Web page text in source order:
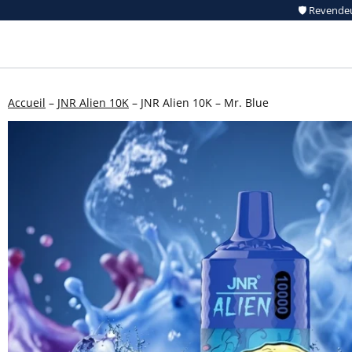
🛡️ Revendeur
Accueil – JNR Alien 10K – JNR Alien 10K – Mr. Blue